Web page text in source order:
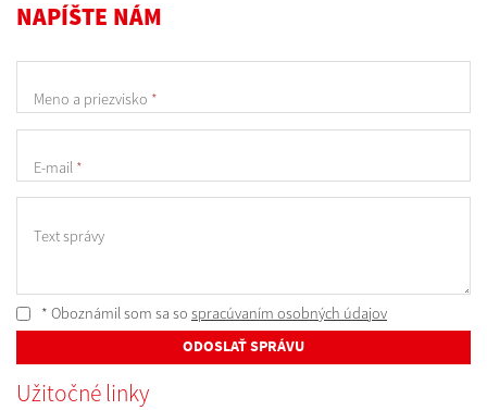
NAPÍŠTE NÁM
Meno a priezvisko *
E-mail *
Text správy
* Oboznámil som sa so spracúvaním osobných údajov
ODOSLAŤ SPRÁVU
Užitočné linky